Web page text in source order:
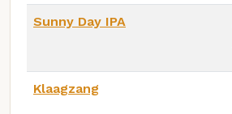
Sunny Day IPA
Klaagzang